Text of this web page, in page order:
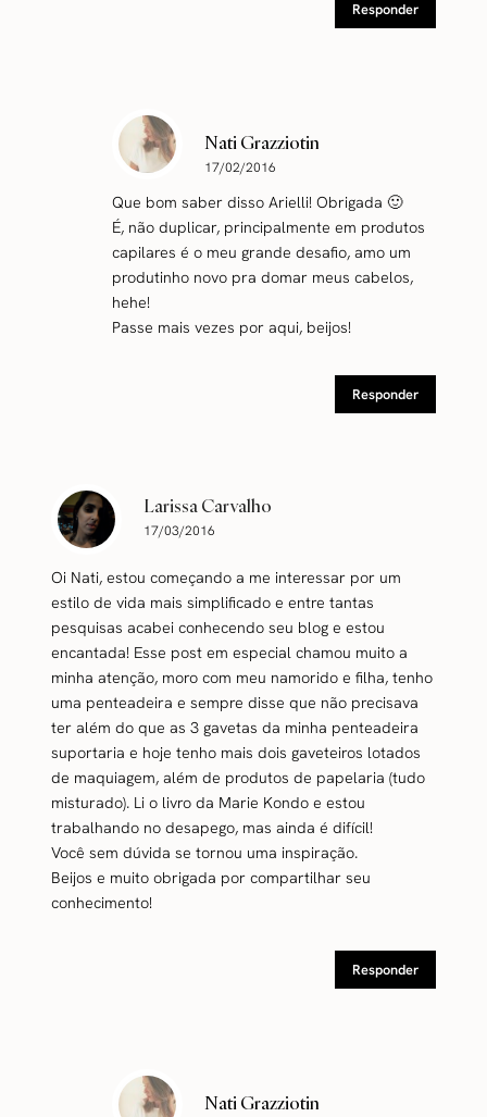
Responder
Nati Grazziotin
17/02/2016
Que bom saber disso Arielli! Obrigada 🙂
É, não duplicar, principalmente em produtos
capilares é o meu grande desafio, amo um
produtinho novo pra domar meus cabelos,
hehe!
Passe mais vezes por aqui, beijos!
Responder
Larissa Carvalho
17/03/2016
Oi Nati, estou começando a me interessar por um
estilo de vida mais simplificado e entre tantas
pesquisas acabei conhecendo seu blog e estou
encantada! Esse post em especial chamou muito a
minha atenção, moro com meu namorido e filha, tenho
uma penteadeira e sempre disse que não precisava
ter além do que as 3 gavetas da minha penteadeira
suportaria e hoje tenho mais dois gaveteiros lotados
de maquiagem, além de produtos de papelaria (tudo
misturado). Li o livro da Marie Kondo e estou
trabalhando no desapego, mas ainda é difícil!
Você sem dúvida se tornou uma inspiração.
Beijos e muito obrigada por compartilhar seu
conhecimento!
Responder
Nati Grazziotin